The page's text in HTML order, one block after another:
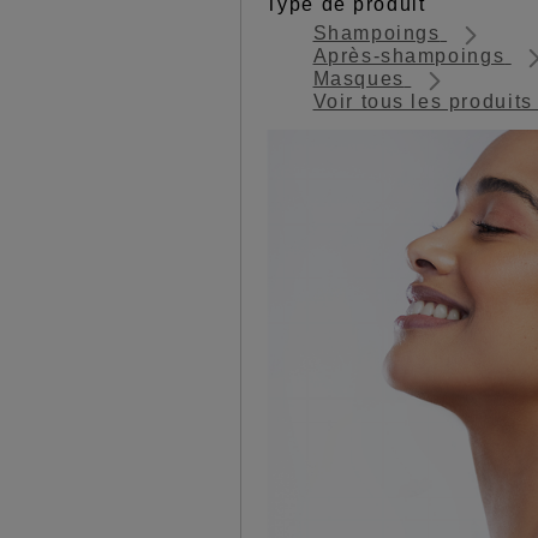
Shampoings
Après-shampoings
Masques
Voir tous les